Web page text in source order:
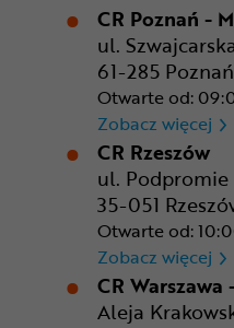
CR Poznań -
ul.
61-285 Poznań
Otwarte od:
Zobacz więcej
CR Rzeszów
ul. Podpromie
35-051
Otwarte od:
Zobacz więcej
CR
Aleja